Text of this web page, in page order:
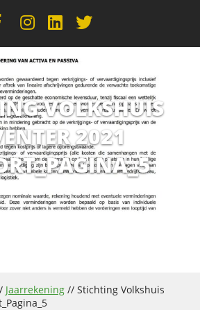
VOLKSHUIS
2021
Jaarrekening // Stichting Volkshuis